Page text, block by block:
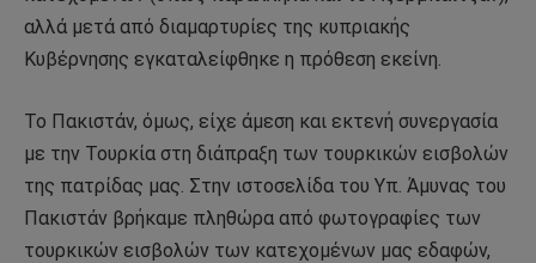
αλλά μετά από διαμαρτυρίες της κυπριακής
Κυβέρνησης εγκαταλείφθηκε η πρόθεση εκείνη.
Το Πακιστάν, όμως, είχε άμεση και εκτενή συνεργασία
με την Τουρκία στη διάπραξη των τουρκικών εισβολών
της πατρίδας μας. Στην ιστοσελίδα του Υπ. Άμυνας του
Πακιστάν βρήκαμε πληθώρα από φωτογραφίες των
τουρκικών εισβολών των κατεχομένων μας εδαφών,